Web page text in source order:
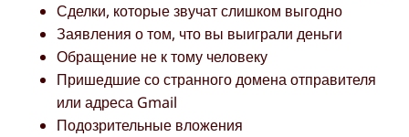
Сделки, которые звучат слишком выгодно
Заявления о том, что вы выиграли деньги
Обращение не к тому человеку
Пришедшие со странного домена отправителя
или адреса Gmail
Подозрительные вложения